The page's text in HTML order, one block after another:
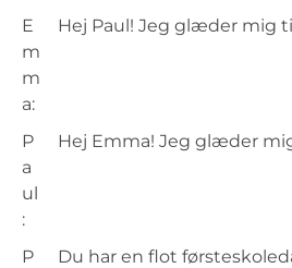
E
m
m
a:
Hej Paul! Jeg glæder mig
P
a
ul
:
Hej Emma! Jeg glæder
P
Du har en flot